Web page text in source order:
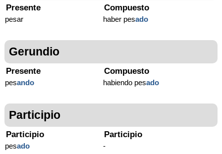
Presente
pesar
Compuesto
haber pesado
Gerundio
Presente
pesando
Compuesto
habiendo pesado
Participio
Participio
pesado
Participio
-